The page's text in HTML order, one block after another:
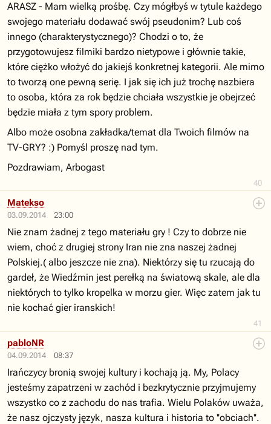
40
ARASZ - Mam wielką prośbę. Czy mógłbyś w tytule każdego
swojego materiału dodawać swój pseudonim? Lub coś
innego (charakterystycznego)? Chodzi o to, że
przygotowujesz filmiki bardzo nietypowe i głównie takie,
które ciężko włożyć do jakiejś konkretnej kategorii. Ale mimo
to tworzą one pewną serię. I jak się ich już trochę nazbiera
to osoba, która za rok będzie chciała wszystkie je obejrzeć
będzie miała z tym spory problem.
Albo może osobna zakładka/temat dla Twoich filmów na
TV-GRY? :) Pomyśl proszę nad tym.
Pozdrawiam, Arbogast
03.09.2014 23:00
41
Matekso
Nie znam żadnej z tego materiału gry ! Czy to dobrze nie
wiem, choć z drugiej strony Iran nie zna naszej żadnej
Polskiej.( albo jeszcze nie zna). Niektórzy się tu rzucają do
gardeł, że Wiedźmin jest perełką na światową skale, ale dla
niektórych to tylko kropelka w morzu gier. Więc zatem jak tu
nie kochać gier iranskich!
04.09.2014 08:37
pabloNR
Irańczycy bronią swojej kultury i kochają ją. My, Polacy
jesteśmy zapatrzeni w zachód i bezkrytycznie przyjmujemy
wszystko co z zachodu do nas trafia. Wielu Polaków uważa,
że nasz ojczysty język, nasza kultura i historia to ''obciach''.